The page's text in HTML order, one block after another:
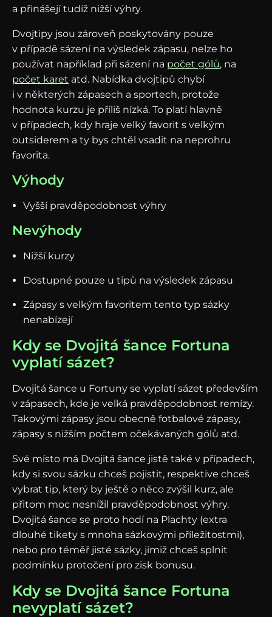
a přinášejí tudíž nižší výhry.
Dvojtipy jsou zároveň poskytovány pouze
v případě sázení na výsledek zápasu, nelze ho
používat například při sázení na počet gólů, na
počet karet atd. Nabídka dvojtipů chybí
i v některých zápasech a sportech, protože
hodnota kurzu je příliš nízká. To platí hlavně
v případech, kdy hraje velký favorit s velkým
outsiderem a ty bys chtěl vsadit na neprohru
favorita.
Výhody
Vyšší pravděpodobnost výhry
Nevýhody
Nižší kurzy
Dostupné pouze u tipů na výsledek zápasu
Zápasy s velkým favoritem tento typ sázky
nenabízejí
Kdy se Dvojitá šance Fortuna
vyplatí sázet?
Dvojitá šance u Fortuny se vyplatí sázet především
v zápasech, kde je velká pravděpodobnost remízy.
Takovými zápasy jsou obecně fotbalové zápasy,
zápasy s nižším počtem očekávaných gólů atd.
Své místo má Dvojitá šance jistě také v případech,
kdy si svou sázku chceš pojistit, respektive chceš
vybrat tip, který by ještě o něco zvýšil kurz, ale
přitom moc nesnížil pravděpodobnost výhry.
Dvojitá šance se proto hodí na Plachty (extra
dlouhé tikety s mnoha sázkovými příležitostmi),
nebo pro téměř jisté sázky, jimiž chceš splnit
podmínku protočení pro zisk bonusu.
Kdy se Dvojitá šance Fortuna
nevyplatí sázet?